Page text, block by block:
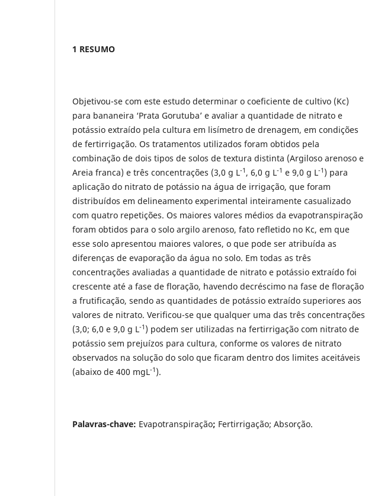
1 RESUMO
Objetivou-se com este estudo determinar o coeficiente de cultivo (Kc)
para bananeira ‘Prata Gorutuba’ e avaliar a quantidade de nitrato e
potássio extraído pela cultura em lisímetro de drenagem, em condições
de fertirrigação. Os tratamentos utilizados foram obtidos pela
combinação de dois tipos de solos de textura distinta (Argiloso arenoso e
Areia franca) e três concentrações (3,0 g L-1 , 6,0 g L-1 e 9,0 g L-1 ) para
aplicação do nitrato de potássio na água de irrigação, que foram
distribuídos em delineamento experimental inteiramente casualizado
com quatro repetições. Os maiores valores médios da evapotranspiração
foram obtidos para o solo argilo arenoso, fato refletido no Kc, em que
esse solo apresentou maiores valores, o que pode ser atribuída as
diferenças de evaporação da água no solo. Em todas as três
concentrações avaliadas a quantidade de nitrato e potássio extraído foi
crescente até a fase de floração, havendo decréscimo na fase de floração
a frutificação, sendo as quantidades de potássio extraído superiores aos
valores de nitrato. Verificou-se que qualquer uma das três concentrações
(3,0; 6,0 e 9,0 g L-1 ) podem ser utilizadas na fertirrigação com nitrato de
potássio sem prejuízos para cultura, conforme os valores de nitrato
observados na solução do solo que ficaram dentro dos limites aceitáveis
(abaixo de 400 mgL-1 ).
Palavras-chave: Evapotranspiração; Fertirrigação; Absorção.